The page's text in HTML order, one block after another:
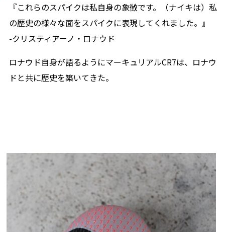
『これらのスパイクは私自身の象徴です。（ナイキは）私
の歴史の様々な面をスパイクに表現してくれました。』
-クリスティアーノ・ロナウド
ロナウド自身が語るようにマーキュリアルCR7は、ロナウ
ドと共に歴史を築いてきた。